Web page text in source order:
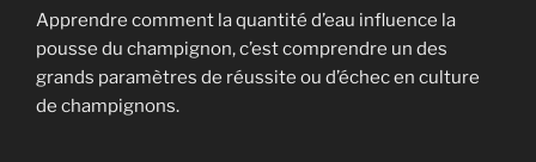
Apprendre comment la quantité d’eau influence la
pousse du champignon, c’est comprendre un des
grands paramètres de réussite ou d’échec en culture
de champignons.